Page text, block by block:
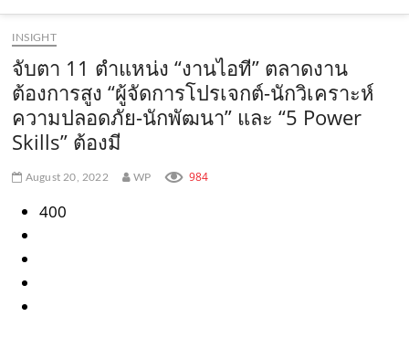
o
o
k
.
c
o
m
b
.
c
o
m
m g
a
m
c
k
c
o
INSIGHT
จับตา 11 ตำแหน่ง “งานไอที” ตลาดงาน
ต้องการสูง “ผู้จัดการโปรเจกต์-นักวิเคราะห์
ความปลอดภัย-นักพัฒนา” และ “5 Power
Skills” ต้องมี
August 20, 2022 WP 984
400